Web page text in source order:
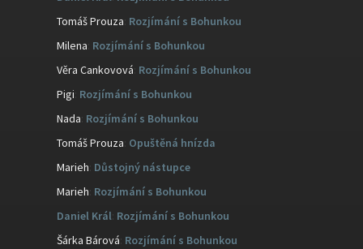
Tomáš Prouza Rozjímání s Bohunkou
Milena Rozjímání s Bohunkou
Věra Cankovová Rozjímání s Bohunkou
Pigi Rozjímání s Bohunkou
Nada Rozjímání s Bohunkou
Tomáš Prouza Opuštěná hnízda
Marieh Důstojný nástupce
Marieh Rozjímání s Bohunkou
Daniel Král Rozjímání s Bohunkou
Šárka Bárová Rozjímání s Bohunkou